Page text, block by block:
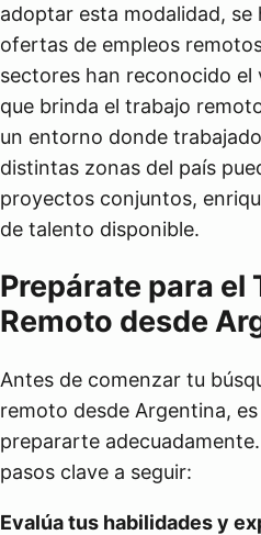
adoptar esta modalidad, se
ofertas de empleos
sectores han reconocido el
que brinda el trabajo
un entorno donde
distintas zonas del país
proyectos conjuntos,
de talento disponible.
Prepárate para el
Remoto desde
Antes de comenzar tu
remoto desde Argentina,
prepararte
pasos clave a seguir:
Evalúa tus habilidades y